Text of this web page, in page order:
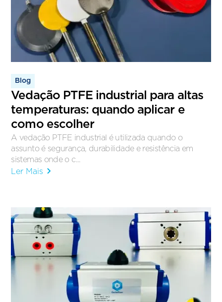
Blog
Vedação PTFE industrial para altas
temperaturas: quando aplicar e
como escolher
A vedação PTFE industrial é utilizada quando o
assunto é segurança, durabilidade e resistência em
sistemas onde o c...
Ler Mais